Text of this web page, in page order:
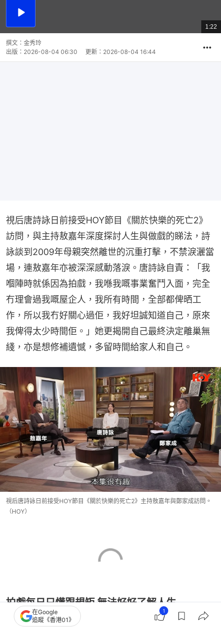
播
總
共
1:22
撰文： 金秀玲
出版： 2026-08-04 06:30 更新： 2026-08-04 16:44
視后唐詩詠日前接受HOY節目《關於快樂的死亡2》
訪問，與主持敖嘉年深度探討人生與做戲的睇法，詩
詠談到2009年母親突然離世的沉重打擊，不禁淚灑當
場，連敖嘉年亦被深深感動落淚。唐詩詠自責：「我
嗰陣時就係因為拍戲，我喺我嘅事業奮鬥入面，完全
冇理會過我嘅屋企人，我所有時間，全部都俾晒工
作，所以我冇好關心過佢，我好坦誠知道自己，原來
我俾得太少時間佢。」她更揭開自己最終決定離巢無
綫，亦是想修補遺憾，多留時間給家人和自己。
視后唐詩詠日前接受HOY節目《關於快樂的死亡2》主持敖嘉年與鄭家成訪問。
（HOY）
拍戲每日只懂跟規矩 無法好好了解人生
詩詠先從情緒話題切入，直認以前演戲對她而言如像
在Google
追蹤《香港01》
1